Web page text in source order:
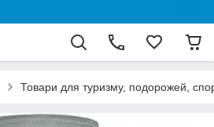
Товари для туризму, подорожей,